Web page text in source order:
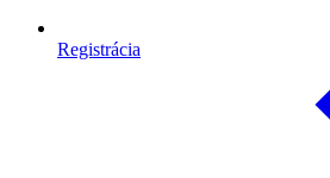
Registrácia